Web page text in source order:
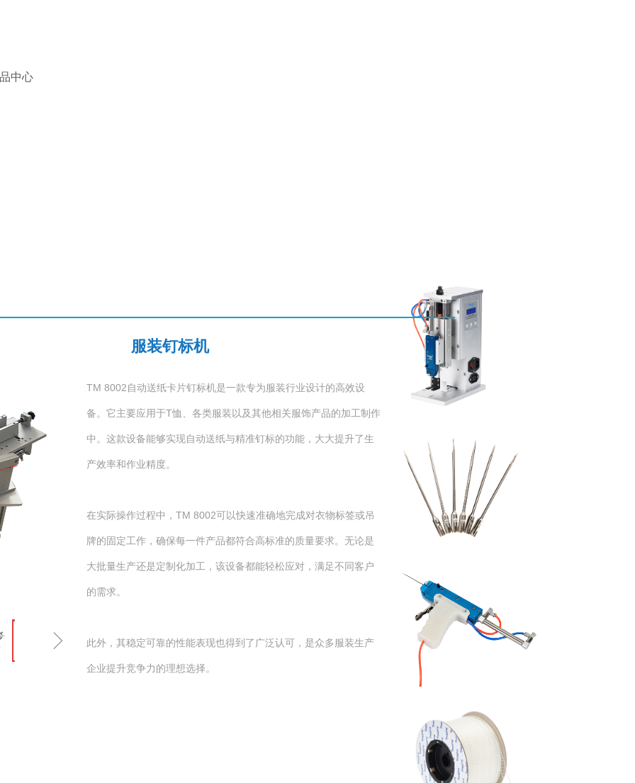
中心
ꁇ
服装钉标机
TM 8002自动送纸卡片钉标机是一款专为服装行业设计的高效设
备。它主要应用于T恤、各类服装以及其他相关服饰产品的加工制作
中。这款设备能够实现自动送纸与精准钉标的功能，大大提升了生
产效率和作业精度。
在实际操作过程中，TM 8002可以快速准确地完成对衣物标签或吊
牌的固定工作，确保每一件产品都符合高标准的质量要求。无论是
大批量生产还是定制化加工，该设备都能轻松应对，满足不同客户
的需求。
此外，其稳定可靠的性能表现也得到了广泛认可，是众多服装生产
企业提升竞争力的理想选择。